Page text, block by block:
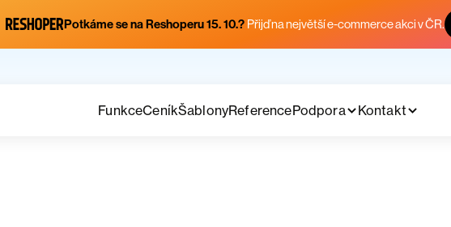
Potkáme se na Reshoperu 15. 10.? Přijď na největší e-commerce akci v ČR.
FunkceCeníkŠablonyReferencePodpora Kontakt